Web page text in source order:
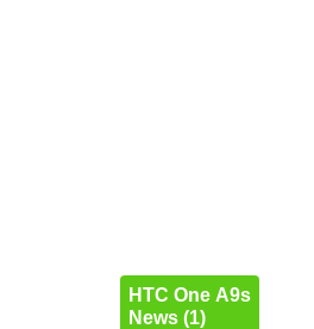
HTC One A9s
News (1)